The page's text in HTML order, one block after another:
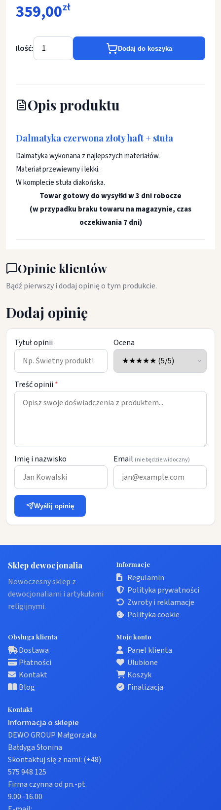
359,00zł
Ilość: Dodaj do koszyka
Opis produktu
Dalmatyka czerwona złoty haft + stuła
Dalmatyka wykonana z najlepszych materiałów.
Materiał przewiewny i lekki.
W komplecie stuła diakońska.
Towar gotowy do wysyłki w 3 dni robocze
(w przypadku braku towaru na magazynie, czas
oczekiwania 7 dni)
Opinie klientów
Bądź pierwszy i dodaj opinię o tym produkcie.
Dodaj opinię
Tytuł opinii Ocena
Treść opinii *
Imię i nazwisko Email (nie będzie widoczny)
Wyślij opinię
Sklep dewocjonalia
Nowoczesny sklep z
dewocjonaliami i artykułami
religijnymi.
Informacje
Regulamin
Polityka prywatności
Zwroty i reklamacje
Polityka cookie
Obsługa klienta
Dostawa
Płatności
Kontakt
Blog
Moje konto
Panel klienta
Ulubione
Koszyk
Finalizacja
Kontakt
Informacja o sklepie
DEWO GROUP Małgorzata
Bałdyga Słonina
Skontaktuj się z nami: (+48)
575 948 125
Firma czynna od pn.-pt.
9.00–16.00